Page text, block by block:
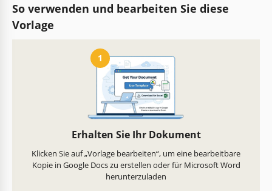
So verwenden und bearbeiten Sie diese
Vorlage
1
Erhalten Sie Ihr Dokument
Klicken Sie auf „Vorlage bearbeiten“, um eine bearbeitbare
Kopie in Google Docs zu erstellen oder für Microsoft Word
herunterzuladen